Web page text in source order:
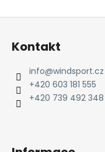
Z
Kontakt
info@windsport.cz
+420 603 181 555
+420 739 492 348